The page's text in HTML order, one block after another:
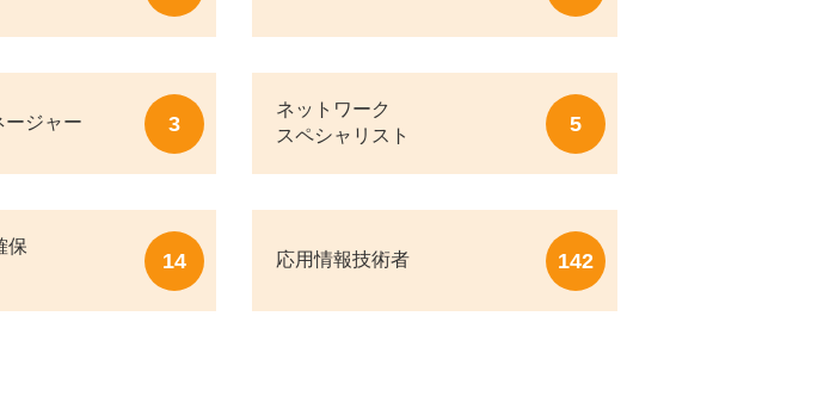
ージャー 3
ネットワーク
スペシャリスト
5
保
14 応用情報技術者 142